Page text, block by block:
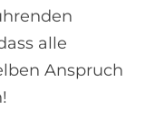
alle
Anspruch